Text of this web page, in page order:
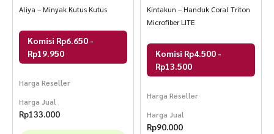
Aliya – Minyak Kutus Kutus
Komisi Rp6.650 -
Rp19.950
Harga Reseller
Harga Jual
Rp133.000
Kintakun – Handuk Coral Triton
Microfiber LITE
Komisi Rp4.500 -
Rp13.500
Harga Reseller
Harga Jual
Rp90.000